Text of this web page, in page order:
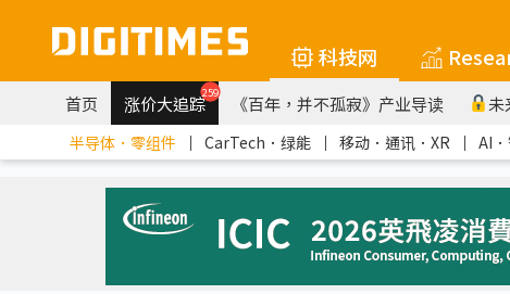
科技网
首页 涨价大追踪259 《百年，并不孤寂》产业导读 未
半导体．零组件 ｜ CarTech．绿能 ｜ 移动．通讯．XR ｜ AI